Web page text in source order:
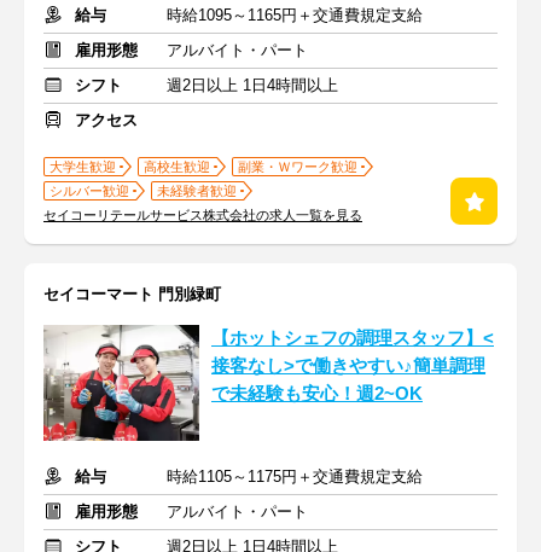
給与
時給1095～1165円＋交通費規定支給
雇用形態
アルバイト・パート
シフト
週2日以上 1日4時間以上
アクセス
大学生歓迎 高校生歓迎
副業・Ｗワーク歓迎
シルバー歓迎
未経験者歓迎
セイコーリテールサービス株式会社の求人一覧を見る
セイコーマート 門別緑町
【ホットシェフの調理スタッフ】<
接客なし>で働きやすい♪簡単調理
で未経験も安心！週2~OK
給与
時給1105～1175円＋交通費規定支給
雇用形態
アルバイト・パート
シフト
週2日以上 1日4時間以上